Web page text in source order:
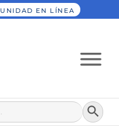
UNIDAD EN LÍNEA
Botón